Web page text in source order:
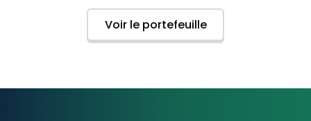
Voir le portefeuille